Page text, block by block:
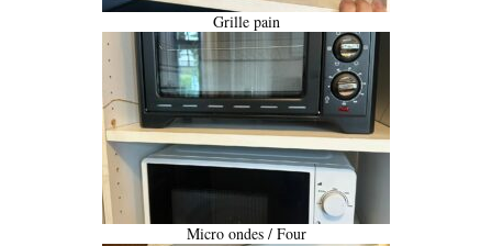
Grille pain
Micro ondes / Four